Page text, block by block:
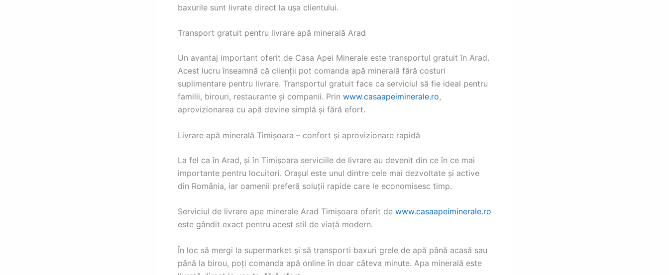
baxurile sunt livrate direct la ușa clientului.
Transport gratuit pentru livrare apă minerală Arad
Un avantaj important oferit de Casa Apei Minerale este transportul gratuit în Arad.
Acest lucru înseamnă că clienții pot comanda apă minerală fără costuri
suplimentare pentru livrare. Transportul gratuit face ca serviciul să fie ideal pentru
familii, birouri, restaurante și companii. Prin www.casaapeiminerale.ro,
aprovizionarea cu apă devine simplă și fără efort.
Livrare apă minerală Timișoara – confort și aprovizionare rapidă
La fel ca în Arad, și în Timișoara serviciile de livrare au devenit din ce în ce mai
importante pentru locuitori. Orașul este unul dintre cele mai dezvoltate și active
din România, iar oamenii preferă soluții rapide care le economisesc timp.
Serviciul de livrare ape minerale Arad Timișoara oferit de www.casaapeiminerale.ro
este gândit exact pentru acest stil de viață modern.
În loc să mergi la supermarket și să transporti baxuri grele de apă până acasă sau
până la birou, poți comanda apă online în doar câteva minute. Apa minerală este